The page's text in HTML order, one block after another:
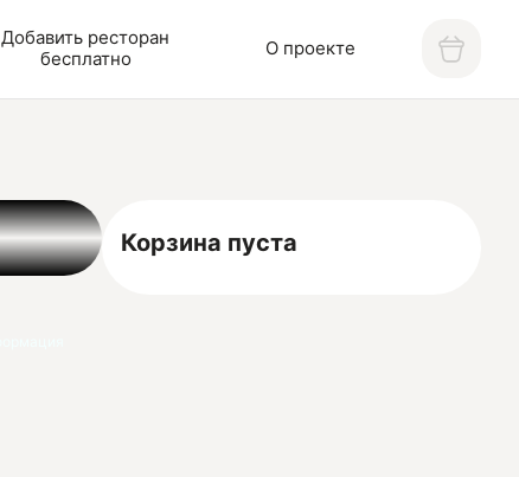
Добавить ресторан
бесплатно
О проекте
Корзина пуста